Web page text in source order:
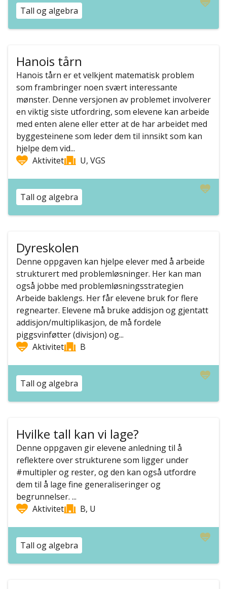
Tall og algebra
Hanois tårn
Hanois tårn er et velkjent matematisk problem
som frambringer noen svært interessante
mønster. Denne versjonen av problemet involverer
en viktig siste utfordring, som elevene kan arbeide
med enten alene eller etter at de har arbeidet med
byggesteinene som leder dem til innsikt som kan
hjelpe dem vid...
Aktivitet
U, VGS
Tall og algebra
Dyreskolen
Denne oppgaven kan hjelpe elever med å arbeide
strukturert med problemløsninger. Her kan man
også jobbe med problemløsningsstrategien
Arbeide baklengs. Her får elevene bruk for flere
regnearter. Elevene må bruke addisjon og gjentatt
addisjon/multiplikasjon, de må fordele
piggsvinføtter (divisjon) og...
Aktivitet
B
Tall og algebra
Hvilke tall kan vi lage?
Denne oppgaven gir elevene anledning til å
reflektere over strukturene som ligger under
#multipler og rester, og den kan også utfordre
dem til å lage fine generaliseringer og
begrunnelser. ...
Aktivitet
B, U
Tall og algebra